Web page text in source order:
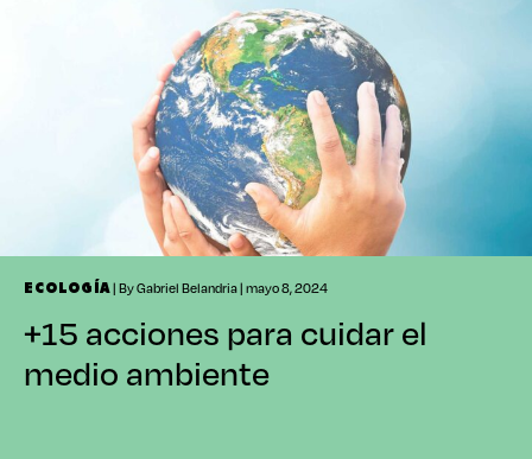
ECOLOGÍA| By Gabriel Belandria | mayo 8, 2024
+15 acciones para cuidar el
medio ambiente